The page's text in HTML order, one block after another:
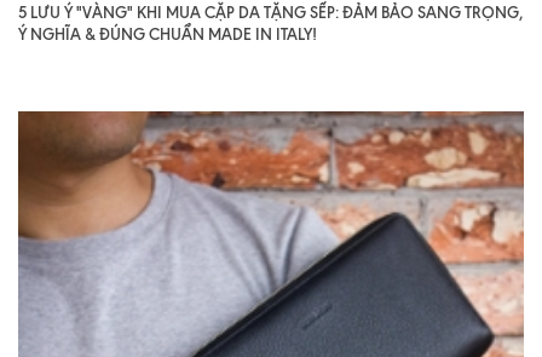
5 LƯU Ý "VÀNG" KHI MUA CẶP DA TẶNG SẾP: ĐẢM BẢO SANG TRỌNG,
Ý NGHĨA & ĐÚNG CHUẨN MADE IN ITALY!